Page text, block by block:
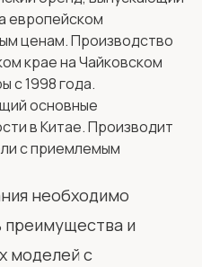
европейском
ценам. Производство
крае на Чайковском
с 1998 года.
основные
в Китае. Производит
с приемлемым
необходимо
преимущества и
моделей с